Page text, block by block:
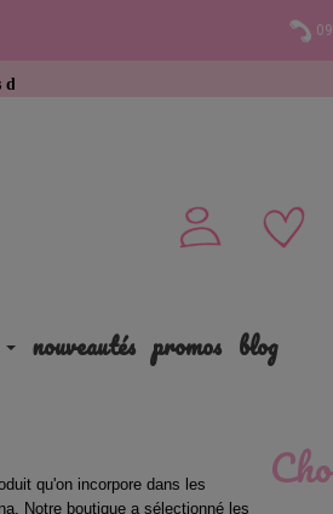
nouveautés promos blog
qu'on incorpore dans les
Notre boutique a sélectionné les